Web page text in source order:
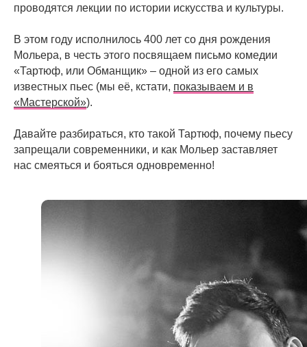
проводятся лекции по истории искусства и культуры.
В этом году исполнилось 400 лет со дня рождения
Мольера, в честь этого посвящаем письмо комедии
«Тартюф, или Обманщик» – одной из его самых
известных пьес (мы её, кстати, показываем и в
«Мастерской»).
Давайте разбираться, кто такой Тартюф, почему пьесу
запрещали современники, и как Мольер заставляет
нас смеяться и бояться одновременно!